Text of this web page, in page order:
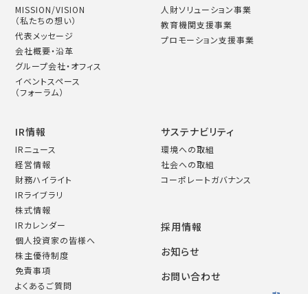
MISSION/VISION
（私たちの想い）
代表メッセージ
会社概要・沿革
グループ会社・オフィス
イベントスペース
（フォーラム）
人財ソリューション事業
教育機関支援事業
プロモーション支援事業
IR情報
IRニュース
経営情報
財務ハイライト
IRライブラリ
株式情報
IRカレンダー
個人投資家の皆様へ
株主優待制度
免責事項
よくあるご質問
サステナビリティ
環境への取組
社会への取組
コーポレートガバナンス
採用情報
お知らせ
お問い合わせ